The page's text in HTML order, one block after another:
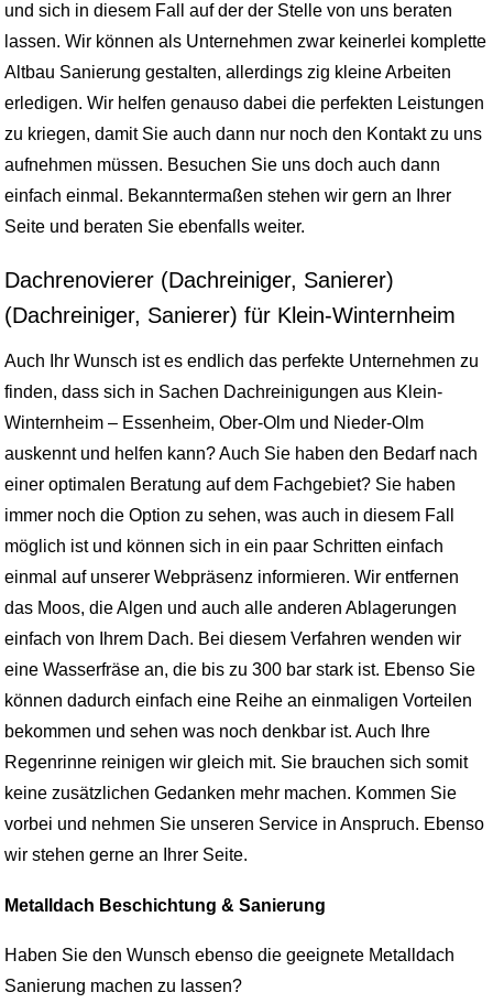
und sich in diesem Fall auf der der Stelle von uns beraten
lassen. Wir können als Unternehmen zwar keinerlei komplette
Altbau Sanierung gestalten, allerdings zig kleine Arbeiten
erledigen. Wir helfen genauso dabei die perfekten Leistungen
zu kriegen, damit Sie auch dann nur noch den Kontakt zu uns
aufnehmen müssen. Besuchen Sie uns doch auch dann
einfach einmal. Bekanntermaßen stehen wir gern an Ihrer
Seite und beraten Sie ebenfalls weiter.
Dachrenovierer (Dachreiniger, Sanierer)
(Dachreiniger, Sanierer) für Klein-Winternheim
Auch Ihr Wunsch ist es endlich das perfekte Unternehmen zu
finden, dass sich in Sachen Dachreinigungen aus Klein-
Winternheim – Essenheim, Ober-Olm und Nieder-Olm
auskennt und helfen kann? Auch Sie haben den Bedarf nach
einer optimalen Beratung auf dem Fachgebiet? Sie haben
immer noch die Option zu sehen, was auch in diesem Fall
möglich ist und können sich in ein paar Schritten einfach
einmal auf unserer Webpräsenz informieren. Wir entfernen
das Moos, die Algen und auch alle anderen Ablagerungen
einfach von Ihrem Dach. Bei diesem Verfahren wenden wir
eine Wasserfräse an, die bis zu 300 bar stark ist. Ebenso Sie
können dadurch einfach eine Reihe an einmaligen Vorteilen
bekommen und sehen was noch denkbar ist. Auch Ihre
Regenrinne reinigen wir gleich mit. Sie brauchen sich somit
keine zusätzlichen Gedanken mehr machen. Kommen Sie
vorbei und nehmen Sie unseren Service in Anspruch. Ebenso
wir stehen gerne an Ihrer Seite.
Metalldach Beschichtung & Sanierung
Haben Sie den Wunsch ebenso die geeignete Metalldach
Sanierung machen zu lassen?